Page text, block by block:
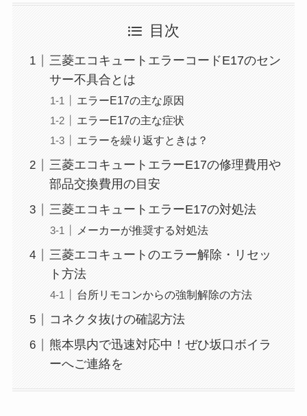
目次
三菱エコキュートエラーコードE17のセン
サー不具合とは
エラーE17の主な原因
エラーE17の主な症状
エラーを繰り返すときは？
三菱エコキュートエラーE17の修理費用や
部品交換費用の目安
三菱エコキュートエラーE17の対処法
メーカーが推奨する対処法
三菱エコキュートのエラー解除・リセッ
ト方法
台所リモコンからの強制解除の方法
コネクタ抜けの確認方法
熊本県内で迅速対応中！ぜひ坂口ボイラ
ーへご連絡を